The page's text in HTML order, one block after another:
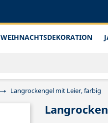
WEIHNACHTSDEKORATION
Langrockengel mit Leier, farbig